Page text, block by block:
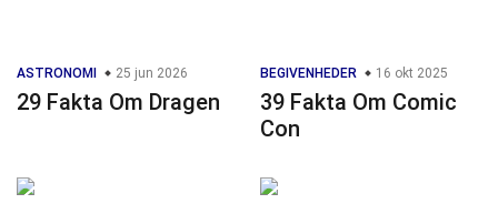
ASTRONOMI 25 jun 2026
29 Fakta Om Dragen
BEGIVENHEDER 16 okt 2025
39 Fakta Om Comic
Con